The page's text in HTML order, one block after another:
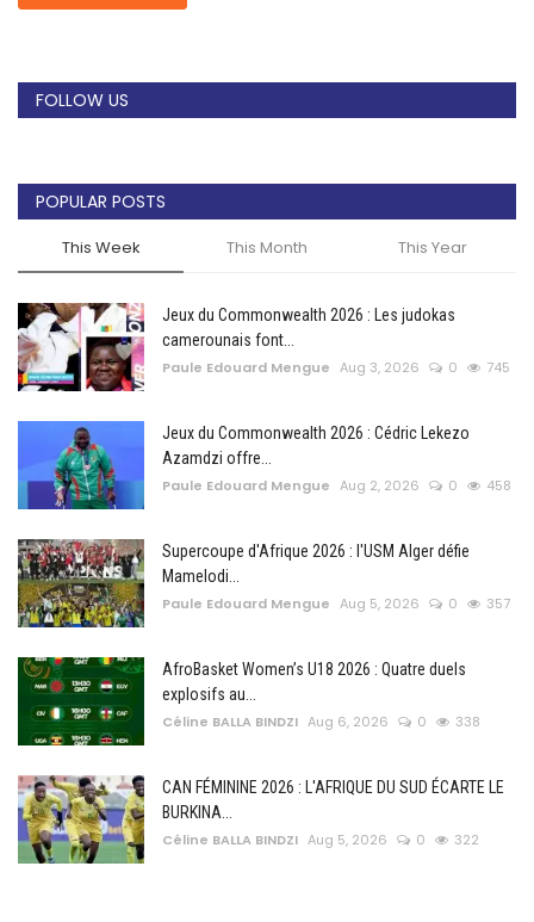
FOLLOW US
POPULAR POSTS
This Week This Month This Year
Jeux du Commonwealth 2026 : Les judokas
camerounais font...
Paule Edouard Mengue Aug 3, 2026 0 745
Jeux du Commonwealth 2026 : Cédric Lekezo
Azamdzi offre...
Paule Edouard Mengue Aug 2, 2026 0 458
Supercoupe d'Afrique 2026 : l'USM Alger défie
Mamelodi...
Paule Edouard Mengue Aug 5, 2026 0 357
AfroBasket Women’s U18 2026 : Quatre duels
explosifs au...
Céline BALLA BINDZI Aug 6, 2026 0 338
CAN FÉMININE 2026 : L'AFRIQUE DU SUD ÉCARTE LE
BURKINA...
Céline BALLA BINDZI Aug 5, 2026 0 322